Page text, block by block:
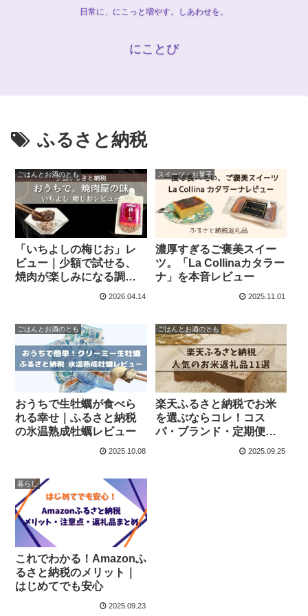
日常に、にこっと増やす。しあわせを。
にことぴ
ふるさと納税
ごはんとお酒のとも
「いちよしの梅じお」レ
ビュー｜少額で試せる、
焼肉が楽しみになる調味
2026.04.14
スイーツ・お菓子
濃厚すぎるご褒美スイー
ツ。「La Collinaカタラー
ナ」を本音レビュー
2025.11.01
ごはんとお酒のとも
おうちで生牡蠣が食べら
れる幸せ｜ふるさと納税
の氷温熟成牡蠣レビュー
2025.10.08
ごはんとお酒のとも
楽天ふるさと納税でお米
を選ぶならコレ！コス
パ・ブランド・定期便お
2025.09.25
暮らし
これでわかる！Amazonふ
るさと納税のメリット｜
はじめてでも安心
2025.09.23